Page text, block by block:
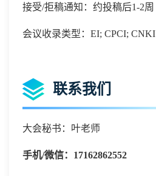
接受/拒稿通知：约投稿后1-2周
会议收录类型：EI; CPCI; CNKI
联系我们
大会秘书：叶老师
手机/微信： 17162862552